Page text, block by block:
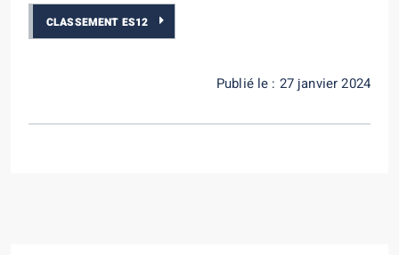
CLASSEMENT ES12
Publié le : 27 janvier 2024